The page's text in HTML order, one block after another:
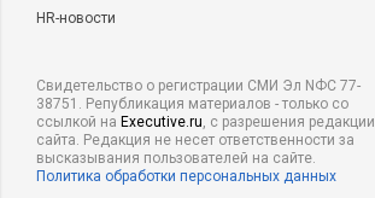
HR-новости
Свидетельство о регистрации СМИ Эл NФС 77-
38751. Републикация материалов - только со
ссылкой на Executive.ru, с разрешения редакции
сайта. Редакция не несет ответственности за
высказывания пользователей на сайте.
Политика обработки персональных данных